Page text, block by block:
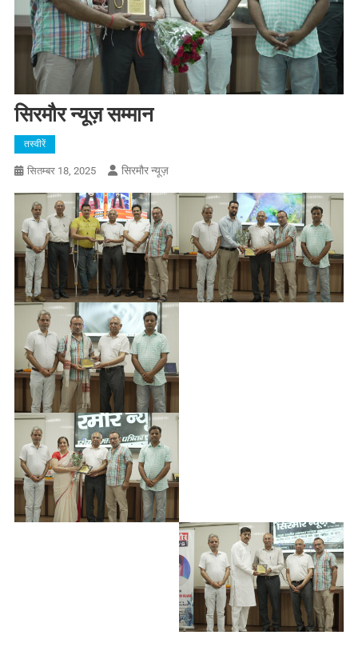
सिरमौर न्यूज़ सम्मान
तस्वीरें
सितम्बर 18, 2025 सिरमौर न्यूज़